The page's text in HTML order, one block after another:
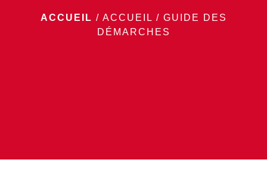
ACCUEIL / ACCUEIL / GUIDE DES
DÉMARCHES